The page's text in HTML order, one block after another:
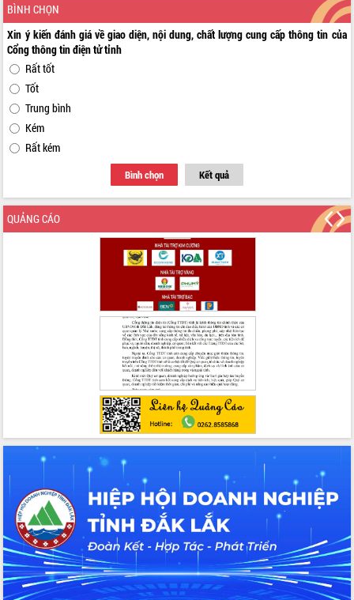
BÌNH CHỌN
Xin ý kiến đánh giá về giao diện, nội dung, chất lượng cung cấp thông tin của
Cổng thông tin điện tử tỉnh
Rất tốt
Tốt
Trung bình
Kém
Rất kém
Bình chọn Kết quả
QUẢNG CÁO